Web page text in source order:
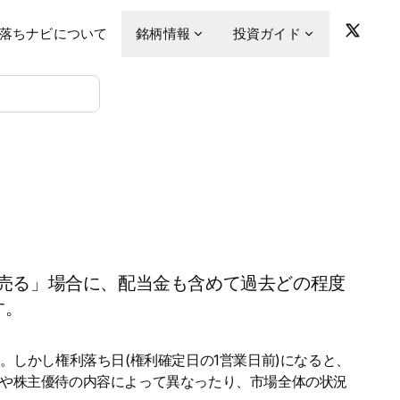
ちナビについて 銘柄情報 投資ガイド
る」場合に、配当金も含めて過去どの程度
かし権利落ち日(権利確定日の1営業日前)になると、
株主優待の内容によって異なったり、市場全体の状況